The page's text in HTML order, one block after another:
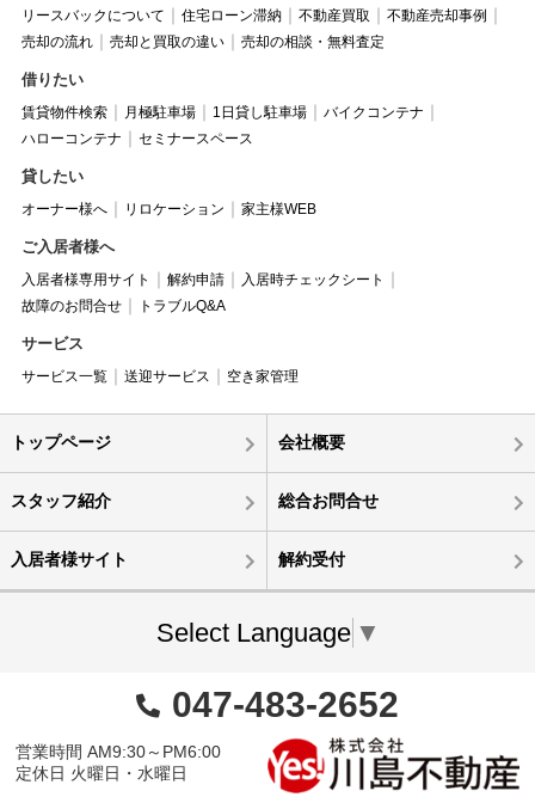
リースバックについて
住宅ローン滞納 不動産買取
不動産売却事例
売却の流れ
売却と買取の違い 売却の相談・無料査定
借りたい
賃貸物件検索 月極駐車場 1日貸し駐車場
バイクコンテナ
ハローコンテナ
セミナースペース
貸したい
オーナー様へ リロケーション 家主様WEB
ご入居者様へ
入居者様専用サイト 解約申請
入居時チェックシート
故障のお問合せ
トラブルQ&A
サービス
サービス一覧 送迎サービス 空き家管理
トップページ 会社概要
スタッフ紹介 総合お問合せ
入居者様サイト 解約受付
Select Language ▼
047-483-2652
営業時間 AM9:30～PM6:00
定休日 火曜日・水曜日